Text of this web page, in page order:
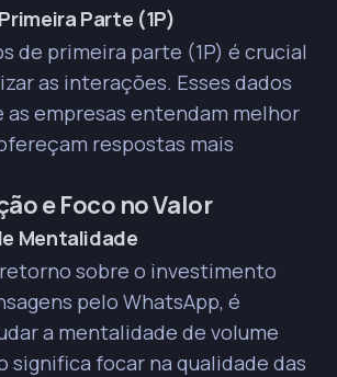
Parte (1P)
de primeira parte (1P) é crucial
as interações. Esses dados
as empresas entendam melhor
respostas mais
e Foco no Valor
Mentalidade
sobre o investimento
pelo WhatsApp, é
a mentalidade de volume
significa focar na qualidade das